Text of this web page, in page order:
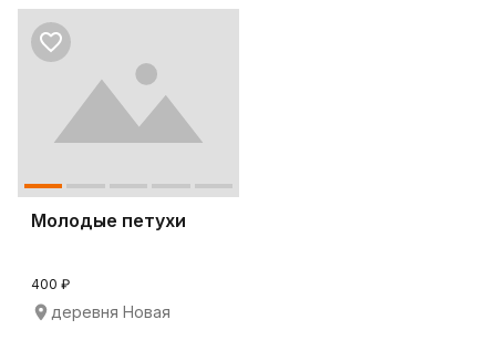
Молодые петухи
400 ₽
деревня Новая